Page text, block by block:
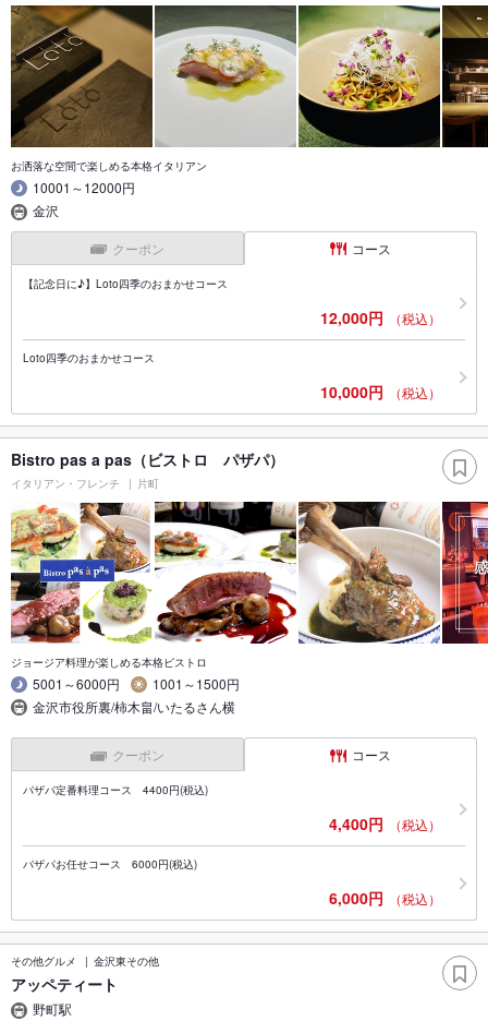
お洒落な空間で楽しめる本格イタリアン
10001～12000円
金沢
クーポン コース
【記念日に♪】Loto四季のおまかせコース
12,000円 （税込）
Loto四季のおまかせコース
10,000円 （税込）
Bistro pas a pas（ビストロ パザパ）
イタリアン・フレンチ 片町
ジョージア料理が楽しめる本格ビストロ
5001～6000円
1001～1500円
金沢市役所裏/柿木畠/いたるさん横
クーポン コース
パザパ定番料理コース 4400円(税込)
4,400円 （税込）
パザパお任せコース 6000円(税込)
6,000円 （税込）
その他グルメ 金沢東その他
アッペティート
野町駅